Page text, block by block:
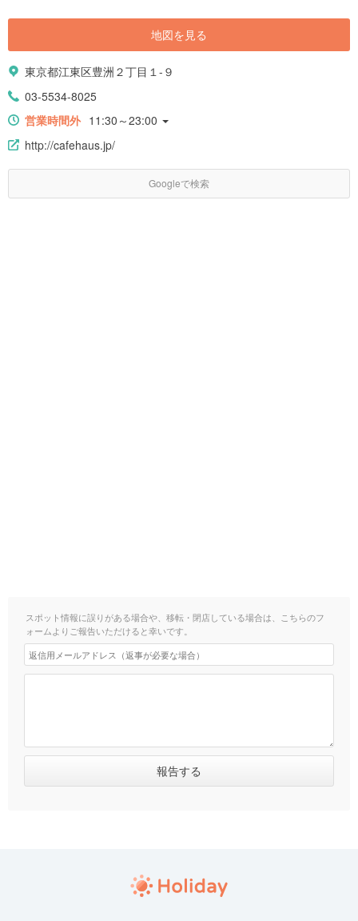
地図を見る
東京都江東区豊洲２丁目１-９
03-5534-8025
営業時間外 11:30～23:00
http://cafehaus.jp/
Googleで検索
スポット情報に誤りがある場合や、移転・閉店している場合は、こちらのフ
ォームよりご報告いただけると幸いです。